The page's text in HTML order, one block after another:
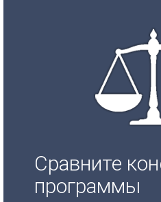
Сравните
программы